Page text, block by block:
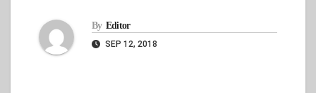
By Editor
SEP 12, 2018